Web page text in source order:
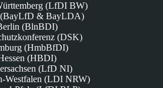
(LfDI BW)
(BayLfD & BayLDA)
(BlnBDI)
(DSK)
(HmbBfDI)
(HBDI)
(LfD NI)
Westfalen (LDI NRW)